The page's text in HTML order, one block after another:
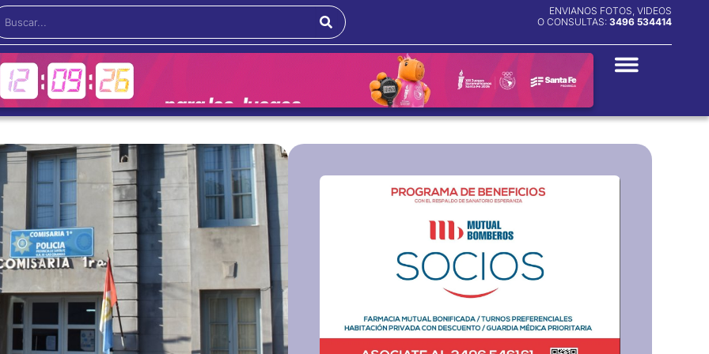
ENVIANOS FOTOS, VIDEOS
O CONSULTAS: 3496 534414